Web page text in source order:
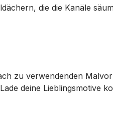
die die Kanäle
zu verwendenden
deine Lieblingsmotive